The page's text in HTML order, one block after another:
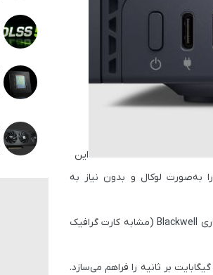
این
را به‌صورت لوکال و بدون نیاز به
(مشابه کارت گرافیک
را فراهم می‌سازد.